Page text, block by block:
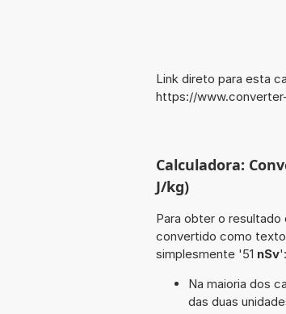
Link direto para esta
https://
Calculadora:
J/kg)
Para obter o resultado
convertido como
simplesmente '51 nSv':
Na maioria dos
das duas